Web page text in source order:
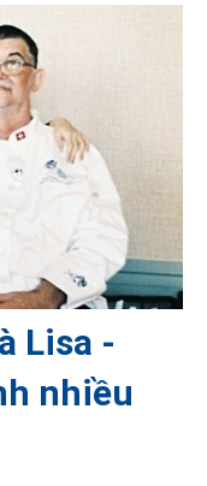
Lisa -
nhiều